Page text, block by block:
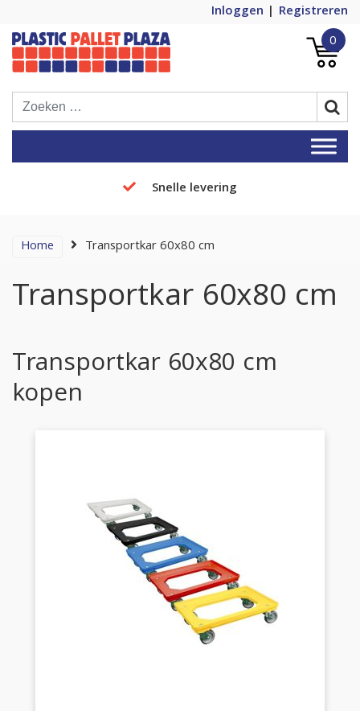
Inloggen
Registreren
Plastic Pallet Plaza
Plastic Pallets Plaza, de nummer 1 in
Europa!
0
Snelle levering
Home Transportkar 60x80 cm
Transportkar 60x80 cm
Transportkar 60x80 cm
kopen